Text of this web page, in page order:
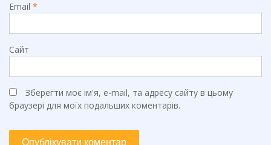
Email *
Сайт
Зберегти моє ім'я, e-mail, та адресу сайту в цьому
браузері для моїх подальших коментарів.